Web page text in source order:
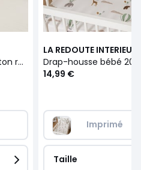
Taie d'oreiller bébé 20% coton recyclé, Aubin
LA REDOUTE
14,99 €
Imprimé
Taille